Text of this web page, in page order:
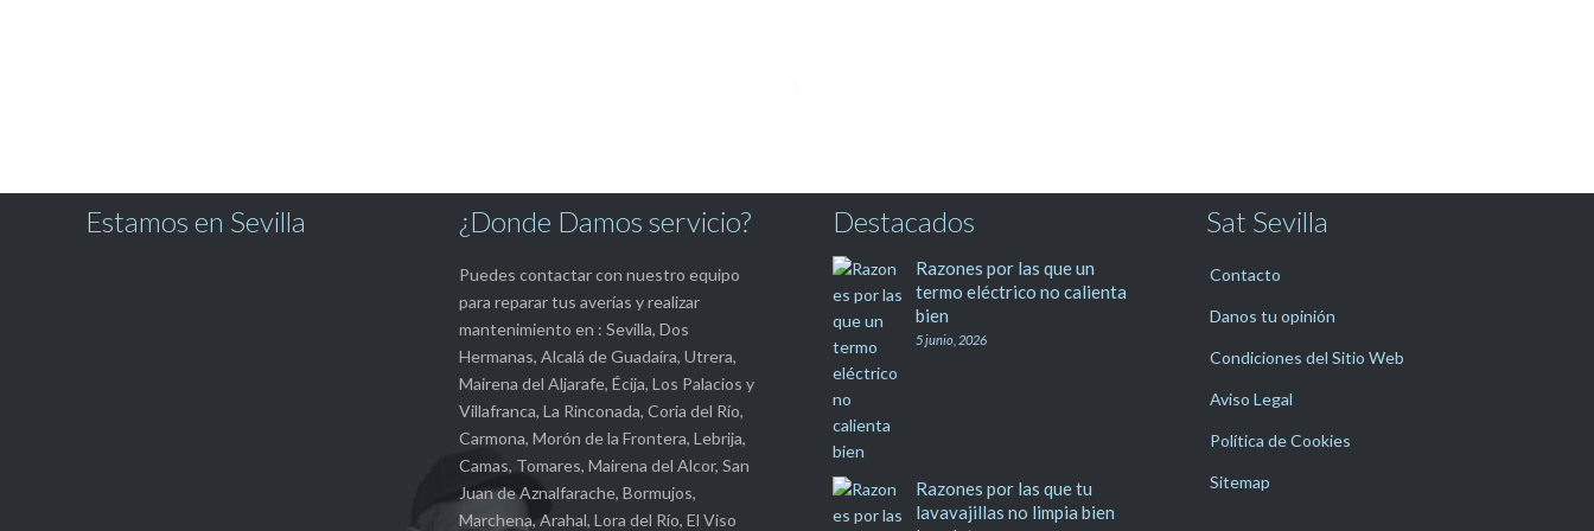
Estamos en Sevilla ¿Donde Damos servicio?
Puedes contactar con nuestro equipo
para reparar tus averías y realizar
mantenimiento en : Sevilla, Dos
Hermanas, Alcalá de Guadaíra, Utrera,
Mairena del Aljarafe, Écija, Los Palacios y
Villafranca, La Rinconada, Coria del Río,
Carmona, Morón de la Frontera, Lebrija,
Camas, Tomares, Mairena del Alcor, San
Juan de Aznalfarache, Bormujos,
Marchena, Arahal, Lora del Río, El Viso
Destacados
Razones por las que un
termo eléctrico no calienta
bien
5 junio, 2026
Razones por las que tu
lavavajillas no limpia bien
Sat Sevilla
Contacto
Danos tu opinión
Condiciones del Sitio Web
Aviso Legal
Política de Cookies
Sitemap